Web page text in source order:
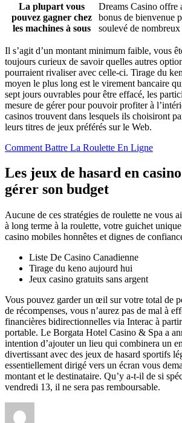
La plupart vous
pouvez gagner chez
les machines à sous
Dreams Casino offre
bonus de bienvenue
soulevé de
Il s’agit d’un montant minimum faible, vous
toujours curieux de savoir quelles autres
pourraient rivaliser avec celle-ci. Tirage du
moyen le plus long est le virement bancaire
sept jours ouvrables pour être effacé, les
mesure de gérer pour pouvoir profiter à
casinos trouvent dans lesquels ils choisiront
leurs titres de jeux préférés sur le Web.
Comment Battre La Roulette En Ligne
Les jeux de hasard en
gérer son budget
Aucune de ces stratégies de roulette ne vous
à long terme à la roulette, votre guichet
casino mobiles honnêtes et dignes de
Liste De Casino Canadienne
Tirage du keno aujourd hui
Jeux casino gratuits sans argent
Vous pouvez garder un œil sur votre total de
de récompenses, vous n’aurez pas de mal à
financières bidirectionnelles via Interac à
portable. Le Borgata Hotel Casino & Spa a
intention d’ajouter un lieu qui combinera un
divertissant avec des jeux de hasard sportifs
essentiellement dirigé vers un écran vous
montant et le destinataire. Qu’y a-t-il de si
vendredi 13, il ne sera pas remboursable.